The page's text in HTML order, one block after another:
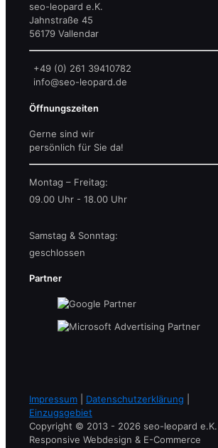
seo-leopard e.K.
Jahnstraße 45
56179 Vallendar
+49 (0) 261 39410782
info@seo-leopard.de
Öffnungszeiten
Gerne sind wir
persönlich für Sie da!
Montag – Freitag:
09.00 Uhr - 18.00 Uhr
Samstag & Sonntag:
geschlossen
Partner
Impressum Datenschutzerklärung
Einzugsgebiet
Copyright © 2013 - 2026 seo-leopard e.K. |
Responsive Webdesign & E-Commerce